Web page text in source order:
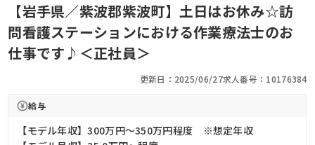
【岩手県／紫波郡紫波町】土日はお休み☆訪
問看護ステーションにおける作業療法士のお
仕事です♪＜正社員＞
更新日：2025/06/27求人番号：10176384
給与
【モデル年収】300万円〜350万円程度 ※想定年収